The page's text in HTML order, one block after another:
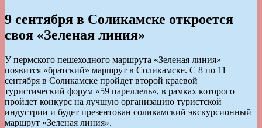
9 сентября в Соликамске откроется
своя «Зеленая линия»
У пермского пешеходного маршрута «Зеленая линия»
появится «братский» маршрут в Соликамске. С 8 по 11
сентября в Соликамске пройдет второй краевой
туристический форум «59 пареллель», в рамках которого
пройдет конкурс на лучшую организацию туристской
индустрии и будет презентован соликамский экскурсионный
маршрут «Зеленая линия».